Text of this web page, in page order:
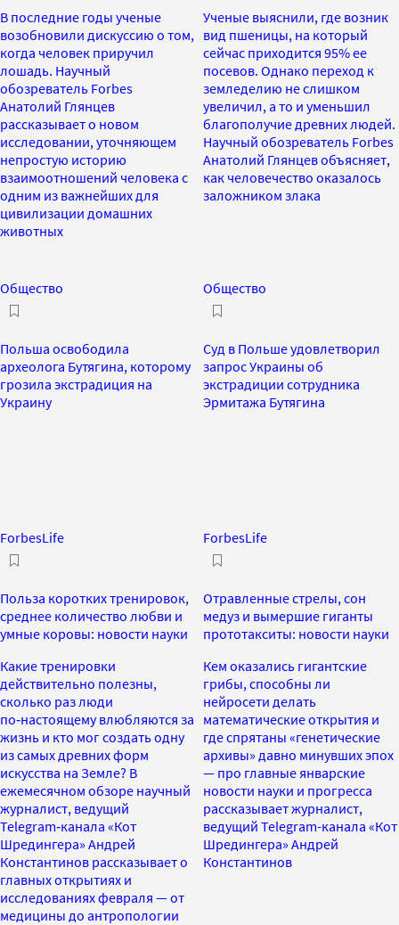
В последние годы ученые
возобновили дискуссию о том,
когда человек приручил
лошадь. Научный
обозреватель Forbes
Анатолий Глянцев
рассказывает о новом
исследовании, уточняющем
непростую историю
взаимоотношений человека с
одним из важнейших для
цивилизации домашних
животных
Ученые выяснили, где возник
вид пшеницы, на который
сейчас приходится 95% ее
посевов. Однако переход к
земледелию не слишком
увеличил, а то и уменьшил
благополучие древних людей.
Научный обозреватель Forbes
Анатолий Глянцев объясняет,
как человечество оказалось
заложником злака
Общество
Польша освободила
археолога Бутягина, которому
грозила экстрадиция на
Украину
Общество
Суд в Польше удовлетворил
запрос Украины об
экстрадиции сотрудника
Эрмитажа Бутягина
ForbesLife
Польза коротких тренировок,
среднее количество любви и
умные коровы: новости науки
Какие тренировки
действительно полезны,
сколько раз люди
по‑настоящему влюбляются за
жизнь и кто мог создать одну
из самых древних форм
искусства на Земле? В
ежемесячном обзоре научный
журналист, ведущий
Telegram‑канала «Кот
Шредингера» Андрей
Константинов рассказывает о
главных открытиях и
исследованиях февраля — от
медицины до антропологии
ForbesLife
Отравленные стрелы, сон
медуз и вымершие гиганты
прототакситы: новости науки
Кем оказались гигантские
грибы, способны ли
нейросети делать
математические открытия и
где спрятаны «генетические
архивы» давно минувших эпох
— про главные январские
новости науки и прогресса
рассказывает журналист,
ведущий Telegram-канала «Кот
Шредингера» Андрей
Константинов